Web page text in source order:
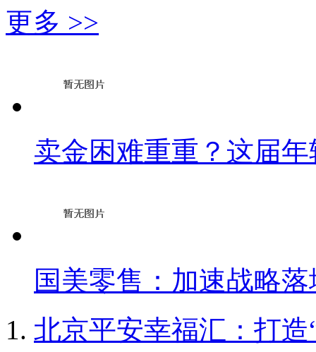
更多 >>
卖金困难重重？这届
国美零售：加速战略
北京平安幸福汇：打